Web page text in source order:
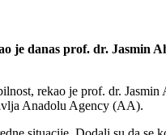
je danas prof. dr. Jasmin
rekao je prof. dr. Jasmin
Anadolu Agency (AA).